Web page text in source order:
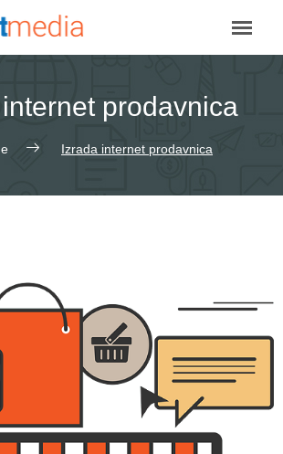
prodavnica
Izrada internet prodavnica